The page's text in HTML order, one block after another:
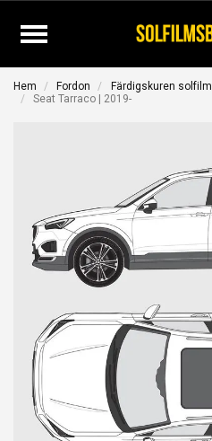
Hem Fordon Färdigskuren solfilm
Seat Tarraco | 2019-